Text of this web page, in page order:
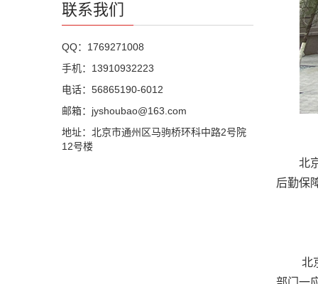
北
后勤保
北
联系我们
QQ：1769271008
手机：13910932223
电话：56865190-6012
邮箱：jyshoubao@163.com
地址：北京市通州区马驹桥环科中路2号院
12号楼